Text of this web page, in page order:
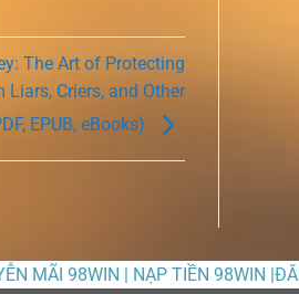
The Art of Protecting
Liars, Criers, and Other
EPUB, eBooks)
MÃI 98WIN | NẠP TIỀN 98WIN